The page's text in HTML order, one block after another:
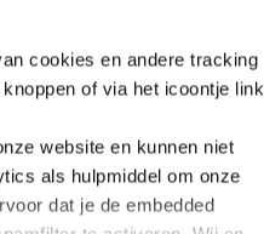
cookies en andere tracking
of via het icoontje
website en kunnen niet
als hulpmiddel om onze
dat je de embedded